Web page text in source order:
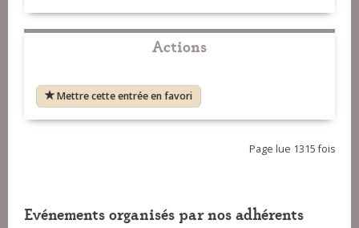
Actions
Mettre cette entrée en favori
Page lue 1315 fois
Evénements organisés par nos adhérents